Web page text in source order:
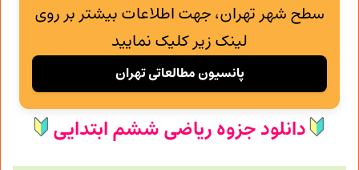
سطح شهر تهران، جهت اطلاعات بیشتر بر روی
لینک زیر کلیک نمایید
پانسیون مطالعاتی تهران
دانلود جزوه ریاضی ششم ابتدایی